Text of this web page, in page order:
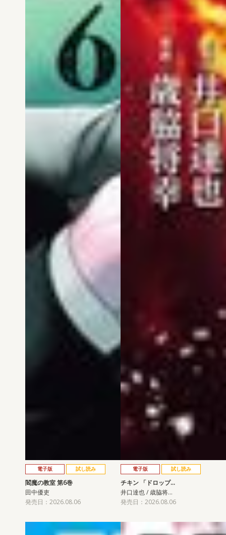
電子版 試し読み
閻魔の教室 第6巻
田中優吏
発売日：2026.08.06
電子版 試し読み
チキン 「ドロップ…
井口達也 / 歳脇将…
発売日：2026.08.06